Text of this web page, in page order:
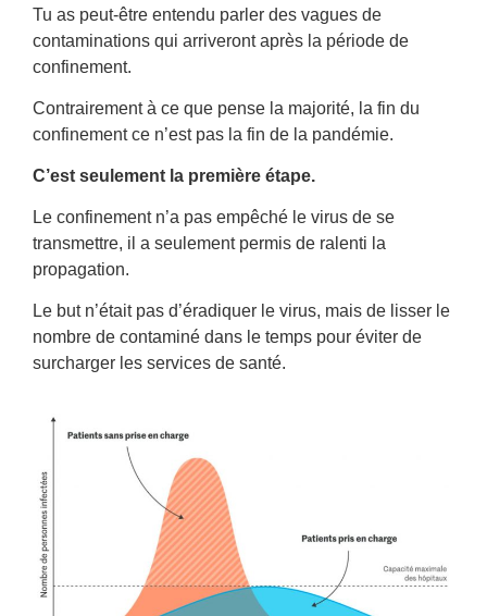
Tu as peut-être entendu parler des vagues de
contaminations qui arriveront après la période de
confinement.
Contrairement à ce que pense la majorité, la fin du
confinement ce n’est pas la fin de la pandémie.
C’est seulement la première étape.
Le confinement n’a pas empêché le virus de se
transmettre, il a seulement permis de ralenti la
propagation.
Le but n’était pas d’éradiquer le virus, mais de lisser le
nombre de contaminé dans le temps pour éviter de
surcharger les services de santé.